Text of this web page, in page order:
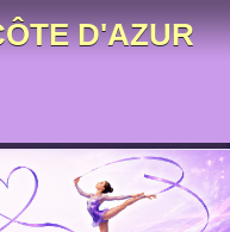
D'AZUR